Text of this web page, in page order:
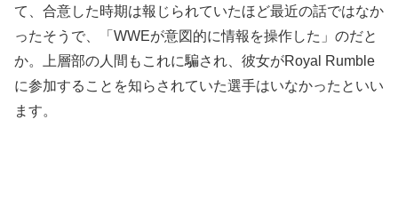
て、合意した時期は報じられていたほど最近の話ではなか
ったそうで、「WWEが意図的に情報を操作した」のだと
か。上層部の人間もこれに騙され、彼女がRoyal Rumble
に参加することを知らされていた選手はいなかったといい
ます。